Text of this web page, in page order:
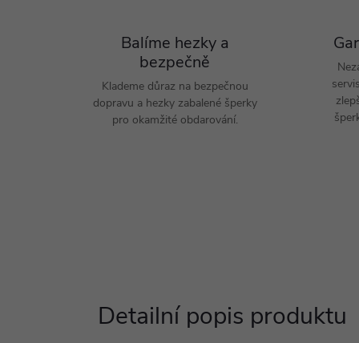
Balíme hezky a
bezpečně
Klademe důraz na bezpečnou
dopravu a hezky zabalené šperky
pro okamžité obdarování.
Detailní popis produktu